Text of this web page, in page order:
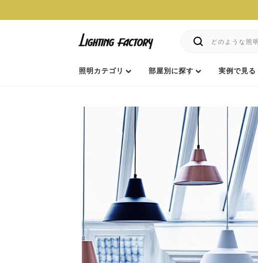
照明カテゴリ 部屋別に探す 実例で見る